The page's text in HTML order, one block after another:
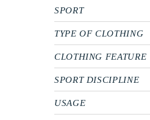
SPORT
TYPE OF CLOTHING
CLOTHING FEATURE
SPORT DISCIPLINE
USAGE